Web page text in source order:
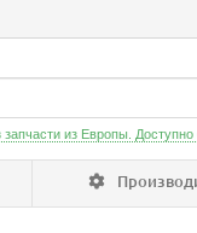
запчасти из Европы.